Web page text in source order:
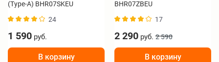
(Type-A) BHR07SKEU
24
1 590 руб.
В корзину
BHR07ZBEU
17
2 290 руб. 2 590
В корзину